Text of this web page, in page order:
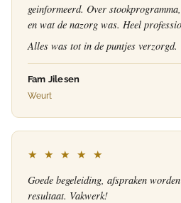
geinformeerd. Over
en wat de nazorg was. Heel
Alles was tot in de puntjes verzorgd.
Fam Jilesen
Weurt
★ ★ ★ ★ ★
Goede begeleiding, afspraken
resultaat. Vakwerk!